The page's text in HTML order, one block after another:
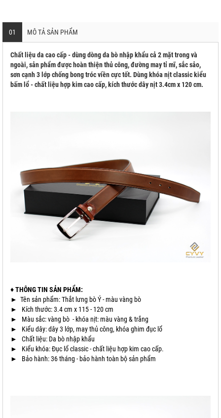
01 MÔ TẢ SẢN PHẨM
Chất liệu da cao cấp - dùng dòng da bò nhập khẩu cả 2 mặt trong và
ngoài, sản phẩm được hoàn thiện thủ công, đường may tỉ mĩ, sắc sảo,
sơn cạnh 3 lớp chống bong tróc viền cực tốt. Dùng khóa nịt classic kiểu
bấm lổ - chất liệu hợp kim cao cấp, kích thước dây nịt 3.4cm x 120 cm.
♦ THÔNG TIN SẢN PHẨM:
► Tên sản phẩm: Thắt lưng bò Ý - màu vàng bò
► Kích thước: 3.4 cm x 115 - 120 cm
► Màu sắc: vàng bò - khóa nịt: màu vàng & trắng
► Kiểu dây: dây 3 lớp, may thủ công, khóa ghim đục lổ
► Chất liệu: Da bò nhập khẩu
► Kiểu khóa: Đục lổ classic - chất liệu hợp kim cao cấp.
► Bảo hành: 36 tháng - bảo hành toàn bộ sản phẩm